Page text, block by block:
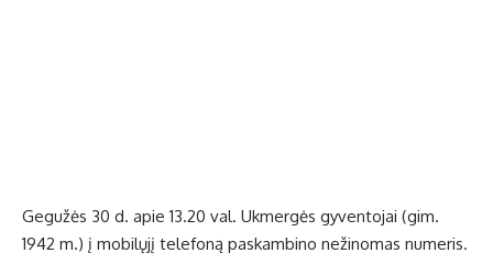
Gegužės 30 d. apie 13.20 val. Ukmergės gyventojai (gim.
1942 m.) į mobilųjį telefoną paskambino nežinomas numeris.